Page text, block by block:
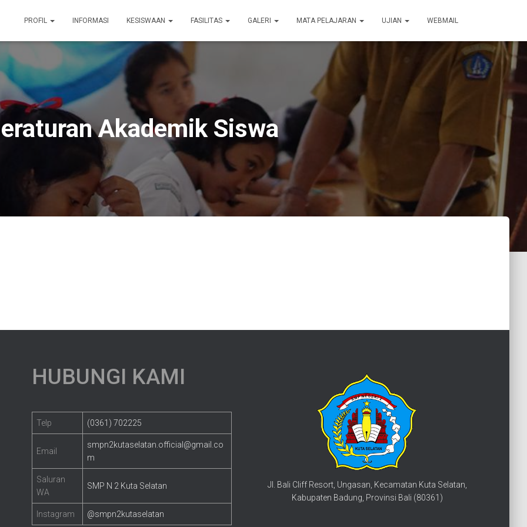
PROFIL INFORMASI KESISWAAN FASILITAS GALERI MATA PELAJARAN UJIAN WEBMAIL
Akademik Siswa
HUBUNGI KAMI
Telp (0361) 702225
Email
smpn2kutaselatan.official@gmail.co
m
Saluran
WA
SMP N 2 Kuta Selatan
Instagram @smpn2kutaselatan
Jl. Bali Cliff Resort, Ungasan, Kecamatan Kuta Selatan,
Kabupaten Badung, Provinsi Bali (80361)